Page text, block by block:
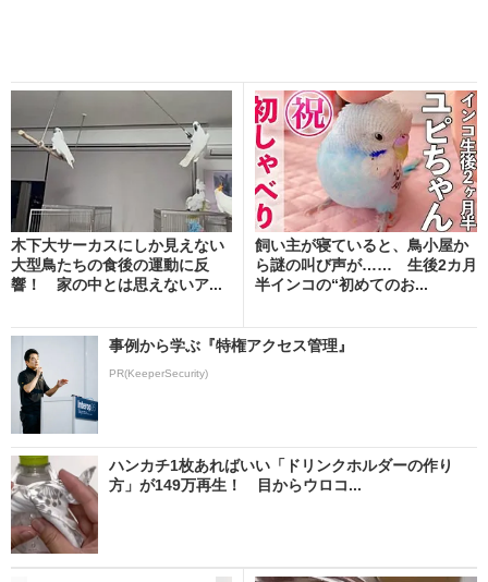
木下大サーカスにしか見えない
大型鳥たちの食後の運動に反
響！ 家の中とは思えないア...
飼い主が寝ていると、鳥小屋か
ら謎の叫び声が…… 生後2カ月
半インコの“初めてのお...
事例から学ぶ『特権アクセス管理』
PR(KeeperSecurity)
ハンカチ1枚あればいい「ドリンクホルダーの作り
方」が149万再生！ 目からウロコ...